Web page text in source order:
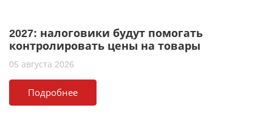
2027: налоговики будут помогать
контролировать цены на товары
05 августа 2026
Подробнее